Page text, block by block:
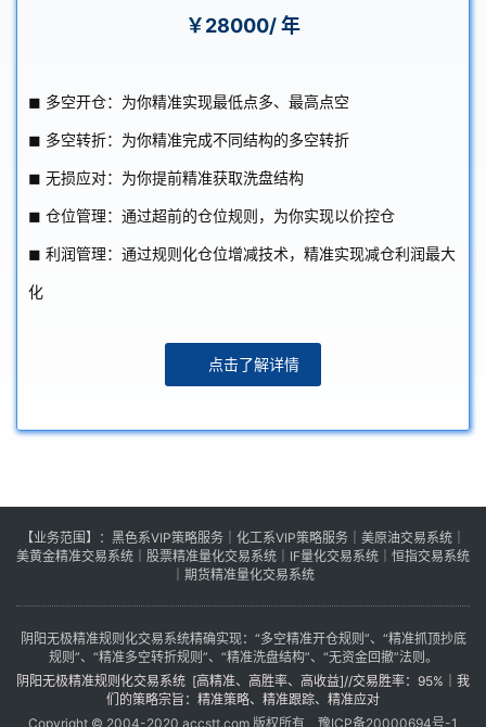
￥28000/ 年
◼ 多空开仓：为你精准实现最低点多、最高点空
◼ 多空转折：为你精准完成不同结构的多空转折
◼ 无损应对：为你提前精准获取洗盘结构
◼ 仓位管理：通过超前的仓位规则，为你实现以价控仓
◼ 利润管理：通过规则化仓位增减技术，精准实现减仓利润最大
化
点击了解详情
【业务范围】： 黑色系VIP策略服务 化工系VIP策略服务 美原油交易系统
美黄金精准交易系统
股票精准量化交易系统 IF量化交易系统
恒指交易系统
期货精准量化交易系统
阴阳无极精准规则化交易系统精确实现：“多空精准开仓规则”、“精准抓顶抄底
规则”、“精准多空转折规则”、“精准洗盘结构”、“无资金回撤”法则。
阴阳无极精准规则化交易系统 [高精准、高胜率、高收益]//交易胜率：95%
我
们的策略宗旨：精准策略、精准跟踪、精准应对
Copyright © 2004-2020 accstt.com 版权所有 豫ICP备20000694号-1